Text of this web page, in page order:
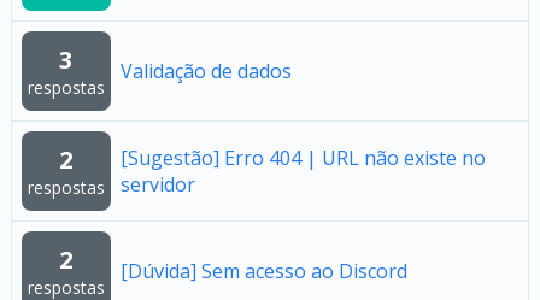
3
respostas
Validação de dados
2
respostas
[Sugestão] Erro 404 | URL não existe no
servidor
2
respostas
[Dúvida] Sem acesso ao Discord